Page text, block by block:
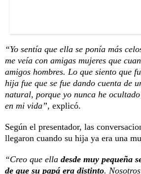
“Yo sentía que ella se ponía más
me veía con amigas mujeres que
amigos hombres. Lo que siento que
hija fue que se fue dando cuenta de
natural, porque yo nunca he
en mi vida”, explicó.
Según el presentador, las
llegaron cuando su hija ya era una
“Creo que ella desde muy pequeña
de que su papá era distinto.